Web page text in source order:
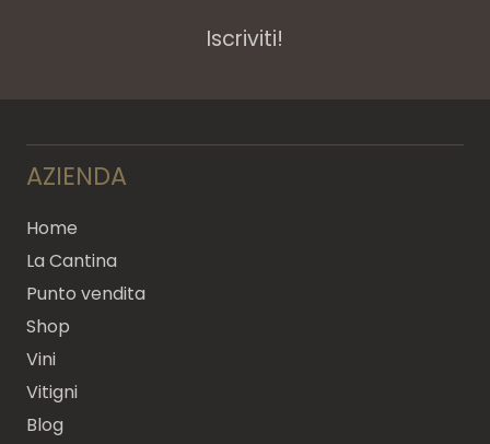
Iscriviti!
AZIENDA
Home
La Cantina
Punto vendita
Shop
Vini
Vitigni
Blog